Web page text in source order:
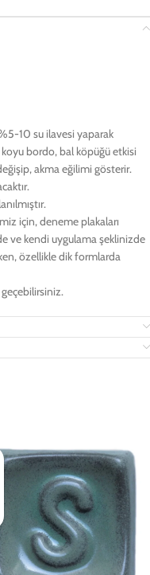
10 su ilavesi yaparak
bordo, bal köpüğü etkisi
akma eğilimi gösterir.
için, deneme plakaları
ve kendi uygulama şeklinizde
özellikle dik formlarda